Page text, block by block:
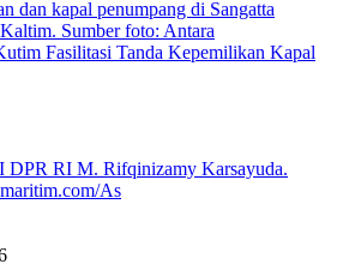
Fasilitasi Tanda Kepemilikan Kapal